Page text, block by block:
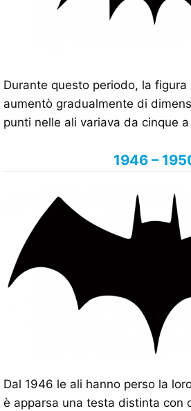
Durante questo periodo, la
aumentò gradualmente di
punti nelle ali variava da cinque
1946 –
Dal 1946 le ali hanno perso la
è apparsa una testa distinta con